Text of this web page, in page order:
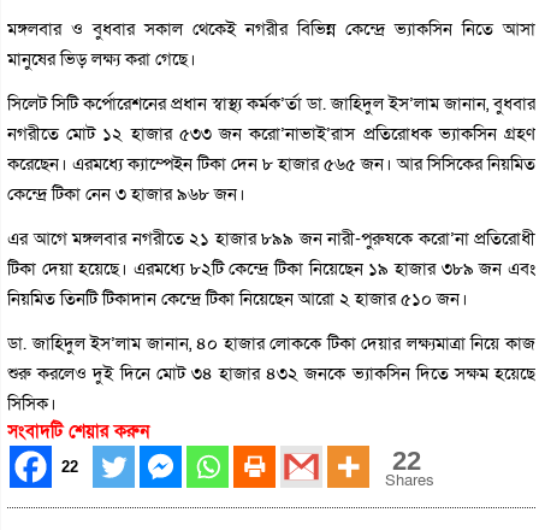
মঙ্গলবার ও বুধবার সকাল থেকেই নগরীর বিভিন্ন কেন্দ্রে ভ্যাকসিন নিতে আসা
মানুষের ভিড় লক্ষ্য করা গেছে।
সিলেট সিটি কর্পোরেশনের প্রধান স্বাস্থ্য কর্মক’র্তা ডা. জাহিদুল ইস’লাম জানান, বুধবার
নগরীতে মোট ১২ হাজার ৫৩৩ জন করো’নাভাই’রাস প্রতিরোধক ভ্যাকসিন গ্রহণ
করেছেন। এরমধ্যে ক্যাম্পেইন টিকা দেন ৮ হাজার ৫৬৫ জন। আর সিসিকের নিয়মিত
কেন্দ্রে টিকা নেন ৩ হাজার ৯৬৮ জন।
এর আগে মঙ্গলবার নগরীতে ২১ হাজার ৮৯৯ জন নারী-পুরুষকে করো’না প্রতিরোধী
টিকা দেয়া হয়েছে। এরমধ্যে ৮২টি কেন্দ্রে টিকা নিয়েছেন ১৯ হাজার ৩৮৯ জন এবং
নিয়মিত তিনটি টিকাদান কেন্দ্রে টিকা নিয়েছেন আরো ২ হাজার ৫১০ জন।
ডা. জাহিদুল ইস’লাম জানান, ৪০ হাজার লোককে টিকা দেয়ার লক্ষ্যমাত্রা নিয়ে কাজ
শুরু করলেও দুই দিনে মোট ৩৪ হাজার ৪৩২ জনকে ভ্যাকসিন দিতে সক্ষম হয়েছে
সিসিক।
সংবাদটি শেয়ার করুন
22 22
Shares